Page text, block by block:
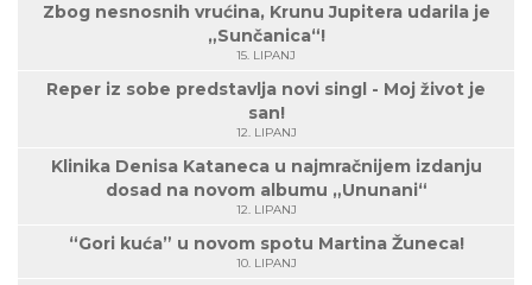
Zbog nesnosnih vrućina, Krunu Jupitera udarila je
„Sunčanica“!
15. LIPANJ
Reper iz sobe predstavlja novi singl - Moj život je
san!
12. LIPANJ
Klinika Denisa Kataneca u najmračnijem izdanju
dosad na novom albumu „Ununani“
12. LIPANJ
“Gori kuća” u novom spotu Martina Žuneca!
10. LIPANJ